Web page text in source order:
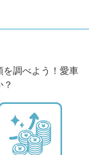
を調べよう！愛車